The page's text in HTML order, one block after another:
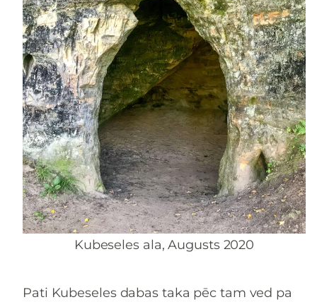
Kubeseles ala, Augusts 2020
Pati Kubeseles dabas taka pēc tam ved pa